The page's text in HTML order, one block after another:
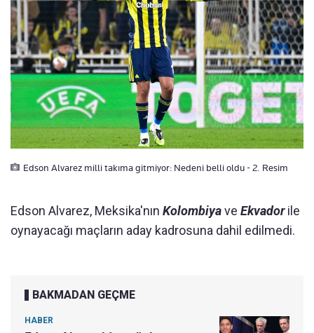
Edson Alvarez milli takıma gitmiyor: Nedeni belli oldu - 2. Resim
Edson Alvarez, Meksika'nın Kolombiyave Ekvadorile
oynayacağı maçların aday kadrosuna dahil edilmedi.
BAKMADAN GEÇME
HABER